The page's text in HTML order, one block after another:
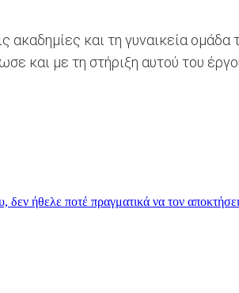
ακαδημίες και τη γυναικεία
και με τη στήριξη αυτού του
δεν ήθελε ποτέ πραγματικά να τον